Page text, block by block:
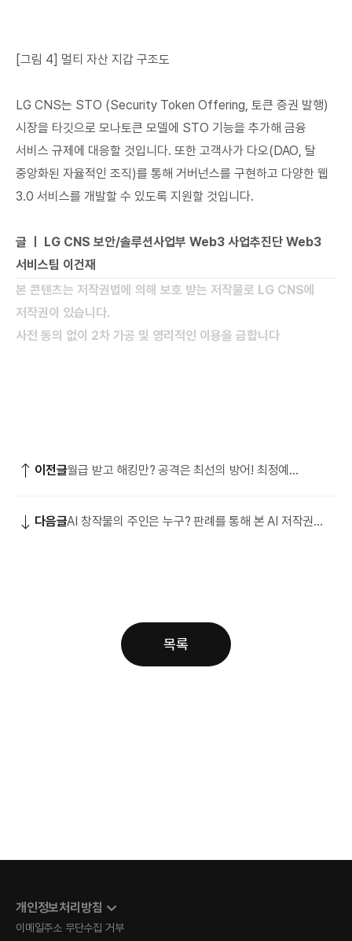
[그림 4] 멀티 자산 지갑 구조도
LG CNS는 STO (Security Token Offering, 토큰 증권 발행)
시장을 타깃으로 모나토큰 모델에 STO 기능을 추가해 금융
서비스 규제에 대응할 것입니다. 또한 고객사가 다오(DAO, 탈
중앙화된 자율적인 조직)를 통해 거버넌스를 구현하고 다양한 웹
3.0 서비스를 개발할 수 있도록 지원할 것입니다.
글 ㅣ LG CNS 보안/솔루션사업부 Web3 사업추진단 Web3
서비스팀 이건재
본 콘텐츠는 저작권법에 의해 보호 받는 저작물로 LG CNS에
저작권이 있습니다.
사전 동의 없이 2차 가공 및 영리적인 이용을 금합니다
이전글월급 받고 해킹만? 공격은 최선의 방어! 최정예
다음글AI 창작물의 주인은 누구? 판례를 통해 본 AI 저작권
목록
개인정보처리방침
이메일주소 무단수집 거부